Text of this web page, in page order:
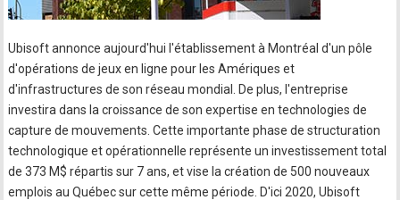
Ubisoft annonce aujourd'hui l'établissement à Montréal d'un pôle
d'opérations de jeux en ligne pour les Amériques et
d'infrastructures de son réseau mondial. De plus, l'entreprise
investira dans la croissance de son expertise en technologies de
capture de mouvements. Cette importante phase de structuration
technologique et opérationnelle représente un investissement total
de 373 M$ répartis sur 7 ans, et vise la création de 500 nouveaux
emplois au Québec sur cette même période. D'ici 2020, Ubisoft